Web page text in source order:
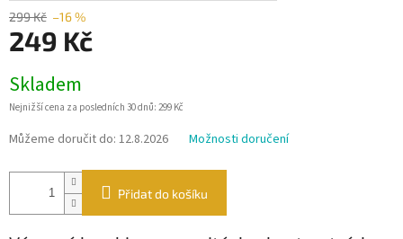
299 Kč –16 %
249 Kč
cena:
Skladem
Nejnižší cena za posledních 30 dnů: 299 Kč
Můžeme doručit do: 12.8.2026 Možnosti doručení
Přidat do košíku